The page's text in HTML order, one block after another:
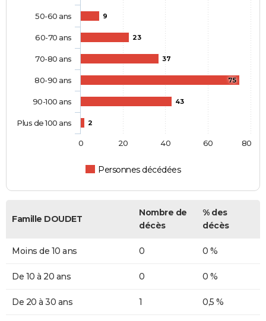
9
23
37
75
43
2
Personnes décédées
50-60 ans
60-70 ans
70-80 ans
80-90 ans
90-100 ans
Plus de 100 ans
0 20 40 60 80
Famille DOUDET
Nombre de
décès
% des
décès
Moins de 10 ans 0 0 %
De 10 à 20 ans 0 0 %
De 20 à 30 ans 1 0,5 %